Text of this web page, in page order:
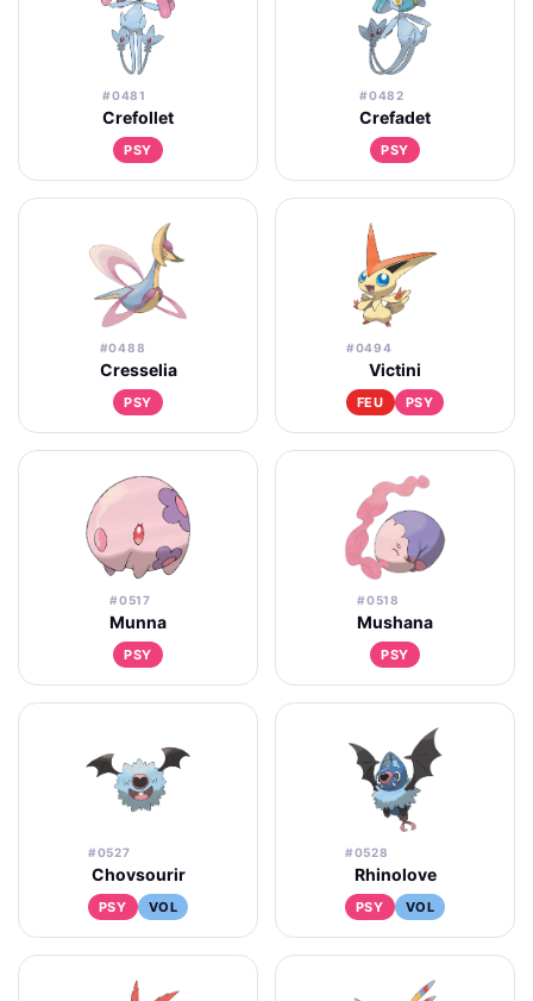
#0481
Crefollet
PSY
#0482
Crefadet
PSY
#0488
Cresselia
PSY
#0494
Victini
FEU PSY
#0517
Munna
PSY
#0518
Mushana
PSY
#0527
Chovsourir
PSY VOL
#0528
Rhinolove
PSY VOL